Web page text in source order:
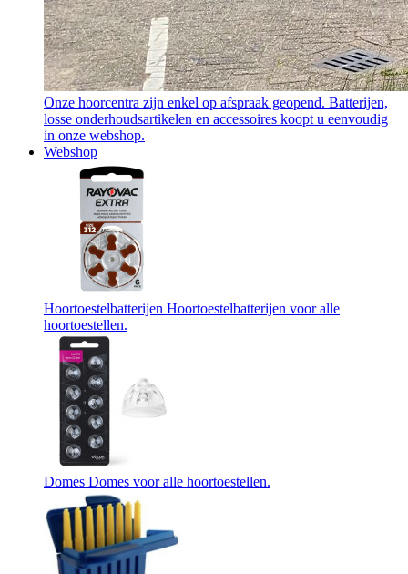
Onze hoorcentra zijn enkel op afspraak geopend. Batterijen,
losse onderhoudsartikelen en accessoires koopt u eenvoudig
in onze webshop.
Webshop
Hoortoestelbatterijen Hoortoestelbatterijen voor alle
hoortoestellen.
Domes Domes voor alle hoortoestellen.